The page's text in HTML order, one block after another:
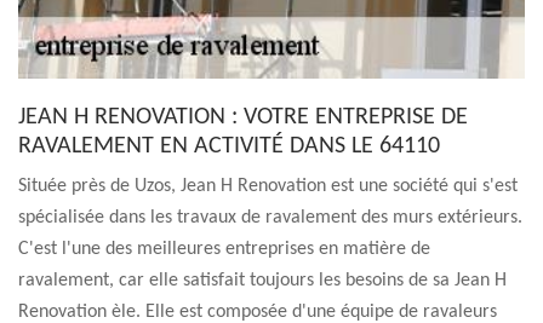
JEAN H RENOVATION : VOTRE ENTREPRISE DE
RAVALEMENT EN ACTIVITÉ DANS LE 64110
Située près de Uzos, Jean H Renovation est une société qui s'est
spécialisée dans les travaux de ravalement des murs extérieurs.
C'est l'une des meilleures entreprises en matière de
ravalement, car elle satisfait toujours les besoins de sa Jean H
Renovation èle. Elle est composée d'une équipe de ravaleurs